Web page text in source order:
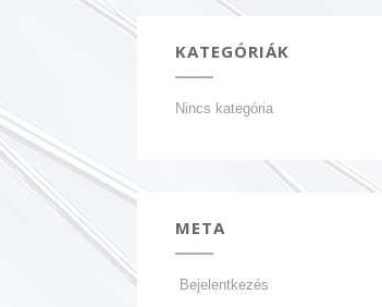
KATEGÓRIÁK
Nincs kategória
META
Bejelentkezés